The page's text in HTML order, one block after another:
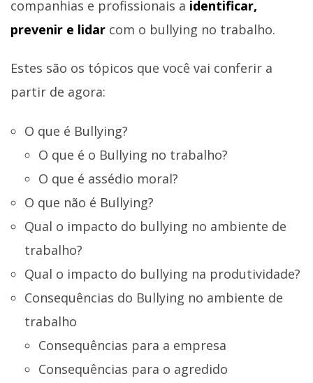
companhias e profissionais a identificar,
prevenir e lidar com o bullying no trabalho.
Estes são os tópicos que você vai conferir a
partir de agora:
O que é Bullying?
O que é o Bullying no trabalho?
O que é assédio moral?
O que não é Bullying?
Qual o impacto do bullying no ambiente de
trabalho?
Qual o impacto do bullying na produtividade?
Consequências do Bullying no ambiente de
trabalho
Consequências para a empresa
Consequências para o agredido